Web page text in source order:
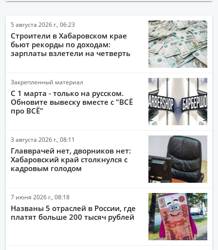
ВСЕ НОВОСТИ
НАРОДНЫЕ НОВОСТИ
НОВОСТИ С ВИДЕО
НОВОСТИ КОМПАНИЙ
СПОРТ
ОБЩЕСТВО
ЭКОНОМИКА
ПРОИСШЕСТВИЯ
АВТО-МОТО
ЗДОРОВЬЕ
5 августа 2026 г., 06:23
Строители в Хабаровском крае
бьют рекорды по доходам:
зарплаты взлетели на четверть
Закрепленный материал
С 1 марта - только на русском.
Обновите вывеску вместе с "ВСЁ
про ВСЁ"
3 августа 2026 г., 08:11
Главврачей нет, дворников нет:
Хабаровский край столкнулся с
кадровым голодом
7 июня 2026 г., 08:18
Названы 5 отраслей в России, где
платят больше 200 тысяч рублей